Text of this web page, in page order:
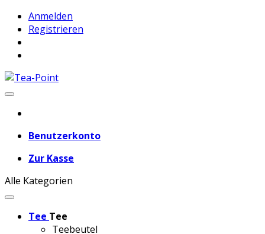
Anmelden
Registrieren
Benutzerkonto
Zur Kasse
Alle Kategorien
Tee Tee
Teebeutel